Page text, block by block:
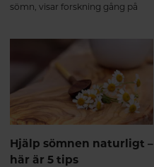
sömn, visar forskning gång på
och regelbunden motion. I den
här artikeln går vi igenom varför
sömn är så viktig och hur brist på
sömn kan påverka både kropp
Hjälp sömnen naturligt –
här är 5 tips